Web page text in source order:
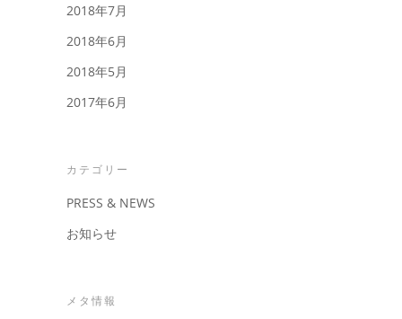
2018年7月
2018年6月
2018年5月
2017年6月
カテゴリー
PRESS & NEWS
お知らせ
メタ情報